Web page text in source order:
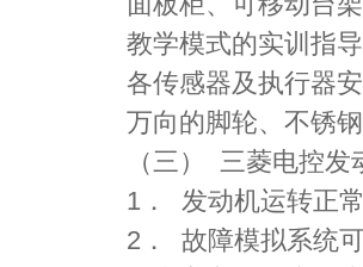
教学模式的实训指
各传感器及执行器
万向的脚轮、不锈
（三） 三菱电控
1． 发动机运转正
2． 故障模拟系统